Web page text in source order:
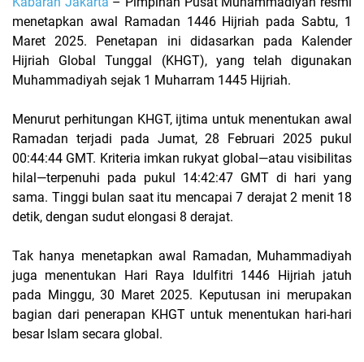
menetapkan awal Ramadan 1446 Hijriah pada Sabtu, 1
Maret 2025. Penetapan ini didasarkan pada Kalender
Hijriah Global Tunggal (KHGT), yang telah digunakan
Muhammadiyah sejak 1 Muharram 1445 Hijriah.
Menurut perhitungan KHGT, ijtima untuk menentukan awal
Ramadan terjadi pada Jumat, 28 Februari 2025 pukul
00:44:44 GMT. Kriteria imkan rukyat global—atau visibilitas
hilal—terpenuhi pada pukul 14:42:47 GMT di hari yang
sama. Tinggi bulan saat itu mencapai 7 derajat 2 menit 18
detik, dengan sudut elongasi 8 derajat.
Tak hanya menetapkan awal Ramadan, Muhammadiyah
juga menentukan Hari Raya Idulfitri 1446 Hijriah jatuh
pada Minggu, 30 Maret 2025. Keputusan ini merupakan
bagian dari penerapan KHGT untuk menentukan hari-hari
besar Islam secara global.